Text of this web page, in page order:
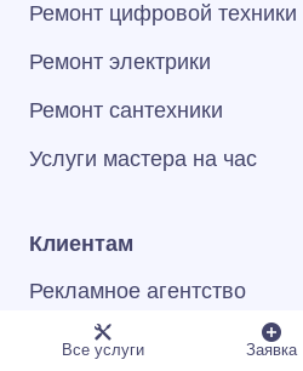
Ремонт цифровой техники
Ремонт электрики
Ремонт сантехники
Услуги мастера на час
Клиентам
Рекламное агентство
Сертификаты и награды
Все услуги Заявка